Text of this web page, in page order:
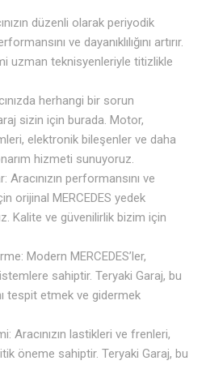
düzenli olarak periyodik
ve dayanıklılığını artırır.
uzman teknisyenleriyle titizlikle
herhangi bir sorun
sizin için burada. Motor,
elektronik bileşenler ve daha
hizmeti sunuyoruz.
Aracınızın performansını ve
orijinal MERCEDES yedek
Kalite ve güvenilirlik bizim için
Modern MERCEDES’ler,
sahiptir. Teryaki Garaj, bu
tespit etmek ve gidermek
Aracınızın lastikleri ve frenleri,
öneme sahiptir. Teryaki Garaj, bu